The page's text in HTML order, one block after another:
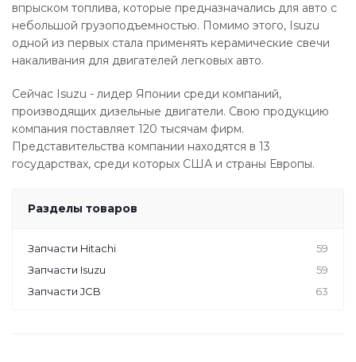
впрыском топлива, которые предназначались для авто с
небольшой грузоподъемностью. Помимо этого, Isuzu
одной из первых стала применять керамические свечи
накаливания для двигателей легковых авто.
Сейчас Isuzu - лидер Японии среди компаний,
производящих дизельные двигатели. Свою продукцию
компания поставляет 120 тысячам фирм.
Представительства компании находятся в 13
государствах, среди которых США и страны Европы.
Разделы товаров
Запчасти Hitachi
59
Запчасти Isuzu
59
Запчасти JCB
63